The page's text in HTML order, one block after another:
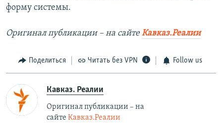
форму системы.
Оригинал публикации – на сайтеКавказ.Реалии
Поделиться Читать без VPN Follow us
Кавказ. Реалии
Оригинал публикации – на
сайте Кавказ.Реалии